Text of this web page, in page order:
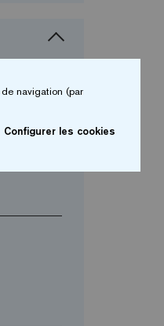
navigation (par
Configurer les cookies